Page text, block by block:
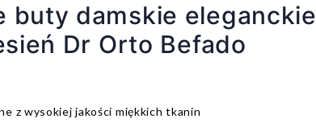
buty damskie eleganckie
Dr Orto Befado
z wysokiej jakości miękkich tkanin